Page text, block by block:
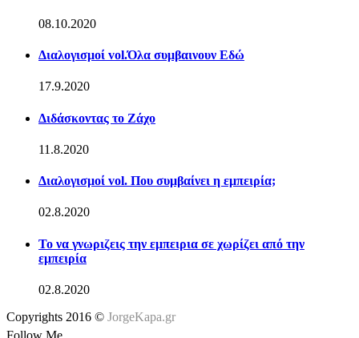
08.10.2020
Διαλογισμοί vol.Όλα συμβαινουν Εδώ
17.9.2020
Διδάσκοντας το Ζάχο
11.8.2020
Διαλογισμοί vol. Που συμβαίνει η εμπειρία;
02.8.2020
Το να γνωριζεις την εμπειρια σε χωρίζει από την
εμπειρία
02.8.2020
Copyrights 2016 © JorgeKapa.gr
Follow Me